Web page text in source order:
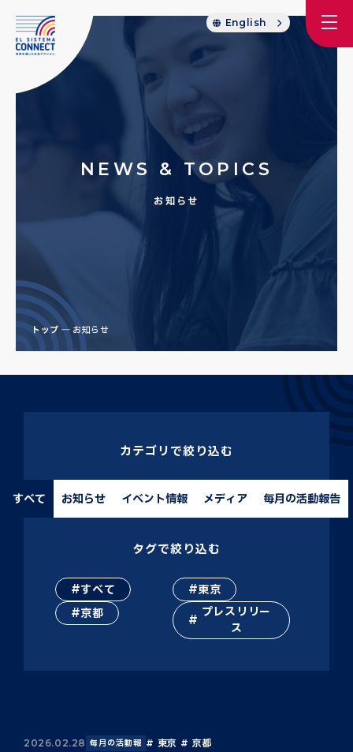
English
NEWS & TOPICS
お知らせ
トップ お知らせ
カテゴリで絞り込む
すべて お知らせ イベント情報 メディア 毎月の活動報告
タグで絞り込む
すべて
東京
京都
プレスリリー
ス
2026.02.28 毎月の活動報
東京 京都